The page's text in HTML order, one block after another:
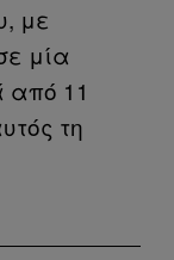
με
μία
από 11
τη